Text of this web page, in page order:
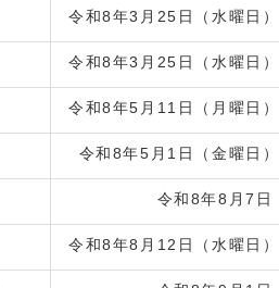
令和8年3月25日（水曜日
令和8年3月25日（水曜日
令和8年5月11日（月曜日
令和8年5月1日（金曜日
令和8年8月7日
令和8年8月12日（水曜日